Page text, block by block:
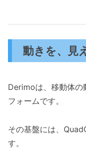
動きを、見
Derimoは、移動体の
フォームです。
その基盤には、
す。